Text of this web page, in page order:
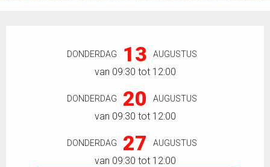
DONDERDAG 13 AUGUSTUS
van 09:30 tot 12:00
DONDERDAG 20 AUGUSTUS
van 09:30 tot 12:00
DONDERDAG 27 AUGUSTUS
van 09:30 tot 12:00